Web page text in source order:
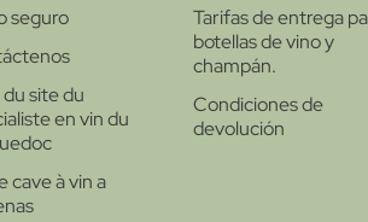
seguro
du site du
en vin du
cave à vin a
Tarifas de entrega
botellas de vino y
champán.
Condiciones de
devolución